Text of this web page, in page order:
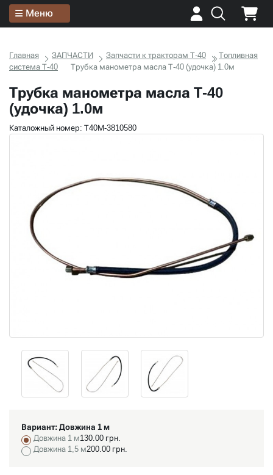
Меню
Главная ЗАПЧАСТИ Запчасти к тракторам Т-40
Топливная
система Т-40
Трубка манометра масла Т-40 (удочка) 1.0м
Трубка манометра масла Т-40
(удочка) 1.0м
Каталожный номер: Т40М-3810580
Вариант: Довжина 1 м
Довжина 1 м130.00 грн.
Довжина 1,5 м200.00 грн.